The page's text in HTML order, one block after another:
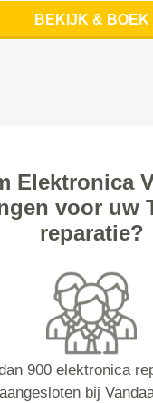
BEKIJK & BOEK
Elektronica
voor uw
reparatie?
900 elektronica
bij